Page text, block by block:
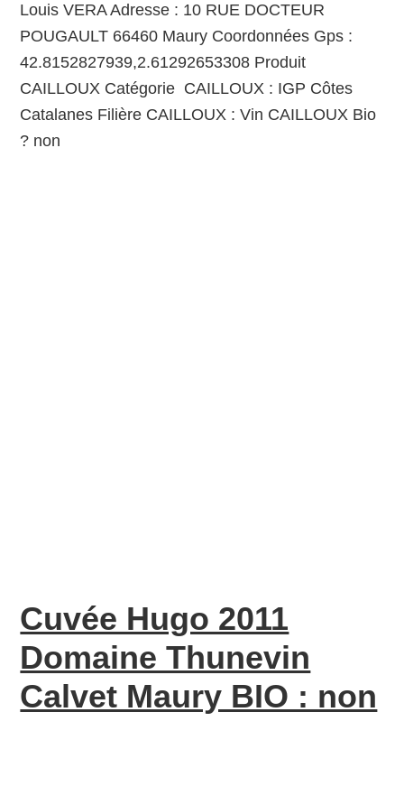
Louis VERA Adresse : 10 RUE DOCTEUR
POUGAULT 66460 Maury Coordonnées Gps :
42.8152827939,2.61292653308 Produit
CAILLOUX Catégorie CAILLOUX : IGP Côtes
Catalanes Filière CAILLOUX : Vin CAILLOUX Bio
? non
Cuvée Hugo 2011
Domaine Thunevin
Calvet Maury BIO : non